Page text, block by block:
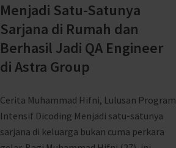
Menjadi Satu-Satunya
Sarjana di Rumah dan
Berhasil Jadi QA Engineer
di Astra Group
Cerita Muhammad Hifni, Lulusan Program
Intensif Dicoding Menjadi satu-satunya
sarjana di keluarga bukan cuma perkara